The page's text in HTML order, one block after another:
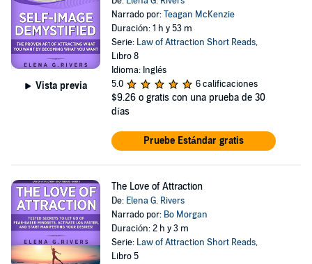
Vista previa
Narrado por:Teagan McKenzie
Duración: 1 h y 53 m
Serie: Law of Attraction Short Reads,
Libro 8
Idioma: Inglés
5.0
6 calificaciones
$9.26 o gratis con una prueba de 30
días
Pruebe Estándar gratis
The Love of Attraction
De: Elena G. Rivers
Narrado por: Bo Morgan
Duración: 2 h y 3 m
Serie: Law of Attraction Short Reads,
Libro 5